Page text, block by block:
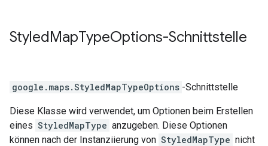
StyledMapTypeOptions-Schnittstelle
google.maps.StyledMapTypeOptions -Schnittstelle
Diese Klasse wird verwendet, um Optionen beim Erstellen
eines StyledMapType anzugeben. Diese Optionen
können nach der Instanziierung von StyledMapType nicht